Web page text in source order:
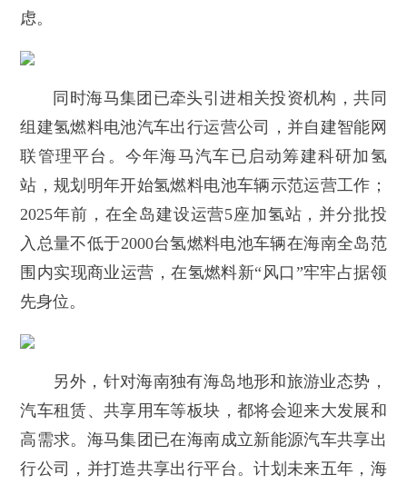
虑。
同时海马集团已牵头引进相关投资机构，共同
组建氢燃料电池汽车出行运营公司，并自建智能网
联管理平台。今年海马汽车已启动筹建科研加氢
站，规划明年开始氢燃料电池车辆示范运营工作；
2025年前，在全岛建设运营5座加氢站，并分批投
入总量不低于2000台氢燃料电池车辆在海南全岛范
围内实现商业运营，在氢燃料新“风口”牢牢占据领
先身位。
另外，针对海南独有海岛地形和旅游业态势，
汽车租赁、共享用车等板块，都将会迎来大发展和
高需求。海马集团已在海南成立新能源汽车共享出
行公司，并打造共享出行平台。计划未来五年，海